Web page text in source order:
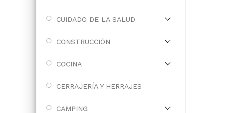
CUIDADO DE LA SALUD
CONSTRUCCIÓN
COCINA
CERRAJERÍA Y HERRAJES
CAMPING